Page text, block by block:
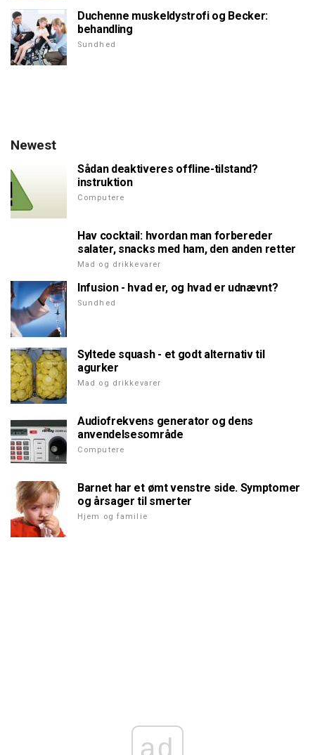
Duchenne muskeldystrofi og Becker:
behandling
Sundhed
Newest
Sådan deaktiveres offline-tilstand?
instruktion
Computere
Hav cocktail: hvordan man forbereder
salater, snacks med ham, den anden retter
Mad og drikkevarer
Infusion - hvad er, og hvad er udnævnt?
Sundhed
Syltede squash - et godt alternativ til
agurker
Mad og drikkevarer
Audiofrekvens generator og dens
anvendelsesområde
Computere
Barnet har et ømt venstre side. Symptomer
og årsager til smerter
Hjem og familie
ad